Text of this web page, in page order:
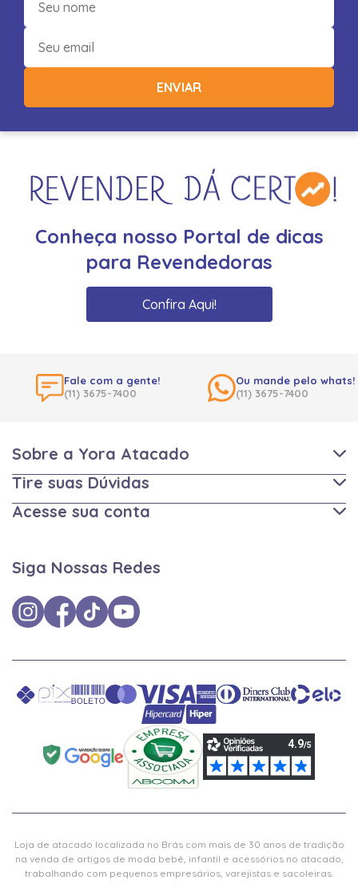
ENVIAR
Conheça nosso Portal de dicas
para Revendedoras
Confira Aqui!
Fale com a gente!
(11) 3675-7400
Ou mande pelo whats!
(11) 3675-7400
Sobre a Yora Atacado
Tire suas Dúvidas
Acesse sua conta
Siga Nossas Redes
Loja de atacado localizada no Brás com mais de 30 anos de tradição
na venda de artigos de moda bebê, infantil e acessórios no atacado,
trabalhando com pequenos empresários, varejistas e sacoleiras.